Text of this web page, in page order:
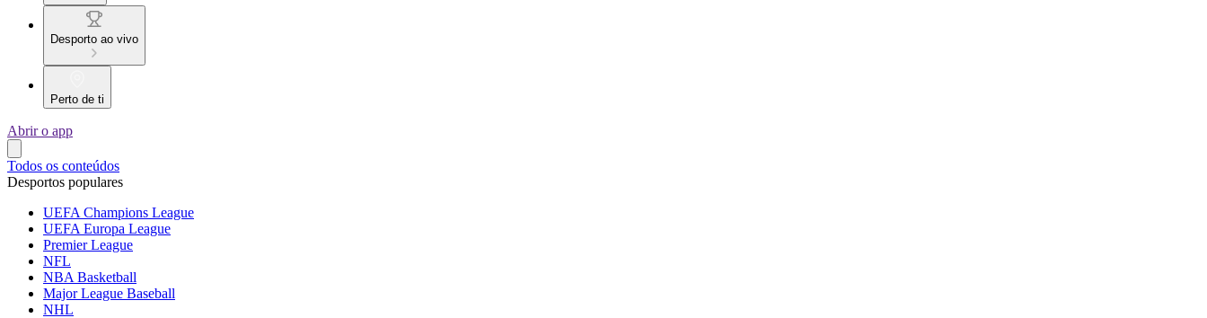
Desporto ao vivo
Perto de ti
Abrir o app
Todos os conteúdos
Desportos populares
UEFA Champions League
UEFA Europa League
Premier League
NFL
NBA Basketball
Major League Baseball
NHL